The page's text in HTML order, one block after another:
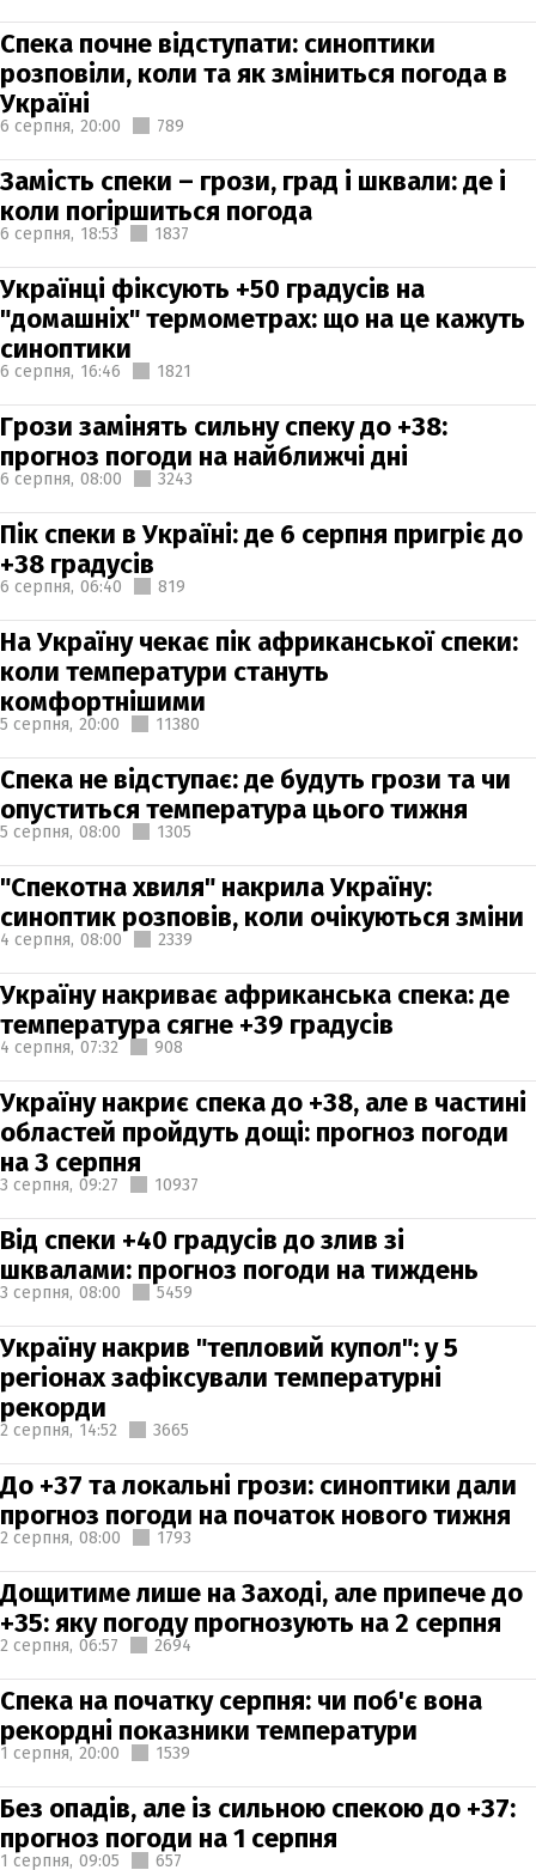
Спека почне відступати: синоптики
розповіли, коли та як зміниться погода в
Україні
6 серпня, 20:00 789
Замість спеки – грози, град і шквали: де і
коли погіршиться погода
6 серпня, 18:53 1837
Українці фіксують +50 градусів на
"домашніх" термометрах: що на це кажуть
синоптики
6 серпня, 16:46 1821
Грози замінять сильну спеку до +38:
прогноз погоди на найближчі дні
6 серпня, 08:00 3243
Пік спеки в Україні: де 6 серпня пригріє до
+38 градусів
6 серпня, 06:40 819
На Україну чекає пік африканської спеки:
коли температури стануть
комфортнішими
5 серпня, 20:00 11380
Спека не відступає: де будуть грози та чи
опуститься температура цього тижня
5 серпня, 08:00 1305
"Спекотна хвиля" накрила Україну:
синоптик розповів, коли очікуються зміни
4 серпня, 08:00 2339
Україну накриває африканська спека: де
температура сягне +39 градусів
4 серпня, 07:32 908
Україну накриє спека до +38, але в частині
областей пройдуть дощі: прогноз погоди
на 3 серпня
3 серпня, 09:27 10937
Від спеки +40 градусів до злив зі
шквалами: прогноз погоди на тиждень
3 серпня, 08:00 5459
Україну накрив "тепловий купол": у 5
регіонах зафіксували температурні
рекорди
2 серпня, 14:52 3665
До +37 та локальні грози: синоптики дали
прогноз погоди на початок нового тижня
2 серпня, 08:00 1793
Дощитиме лише на Заході, але припече до
+35: яку погоду прогнозують на 2 серпня
2 серпня, 06:57 2694
Спека на початку серпня: чи поб'є вона
рекордні показники температури
1 серпня, 20:00 1539
Без опадів, але із сильною спекою до +37:
прогноз погоди на 1 серпня
1 серпня, 09:05 657